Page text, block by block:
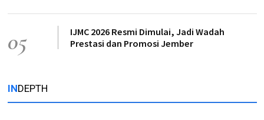
05
IJMC 2026 Resmi Dimulai, Jadi Wadah
Prestasi dan Promosi Jember
INDEPTH